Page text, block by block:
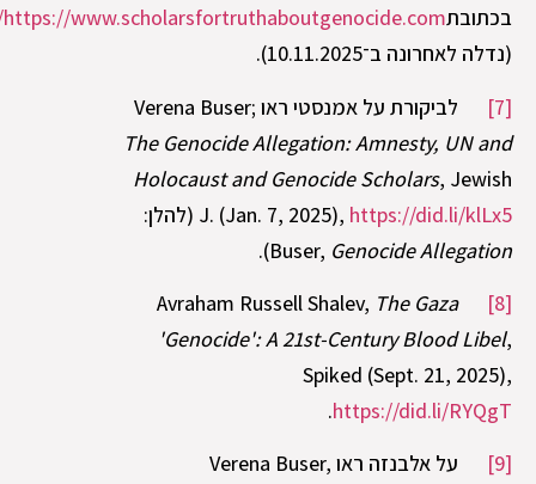
בכתובתhttps://www.scholarsfortruthaboutgenocide.com/
(נדלה לאחרונה ב־10.11.2025).
לביקורת על אמנסטי ראו Verena Buser;
The Genocide Allegation: Amnesty, UN and
Holocaust and Genocide Scholars , Jewish
J. (Jan. 7, 2025),https://did.li/klLx5
(להלן:
Buser,Genocide Allegation
).
Avraham Russell Shalev,
The Gaza
'Genocide': A 21st-Century Blood Libel
Spiked (Sept. 21, 2025),
https://did.li/RYQgT
.
על אלבנזה ראו Verena Buser,